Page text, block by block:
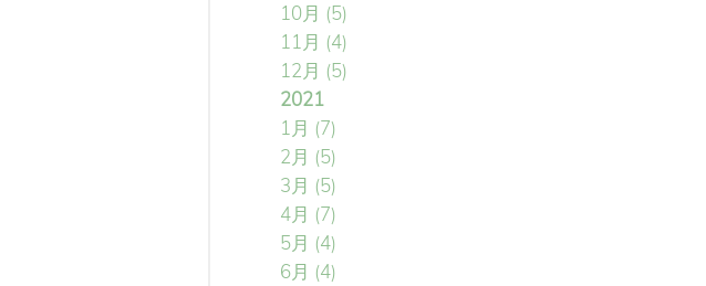
10月 (5)
11月 (4)
12月 (5)
2021
1月 (7)
2月 (5)
3月 (5)
4月 (7)
5月 (4)
6月 (4)